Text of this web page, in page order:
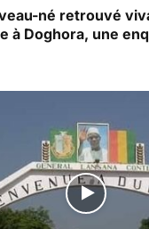
né retrouvé
à Doghora, une